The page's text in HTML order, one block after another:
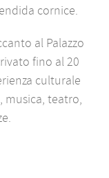
cornice.
al Palazzo
fino al 20
culturale
musica, teatro,
.